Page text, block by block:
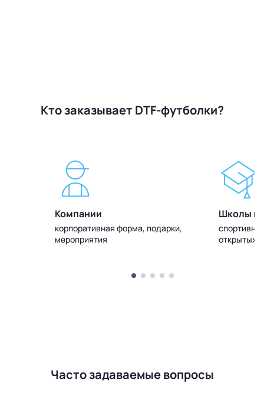
Кто заказывает DTF-футболки?
Компании
корпоративная форма, подарки,
мероприятия
Школы и
открытых
Часто задаваемые вопросы